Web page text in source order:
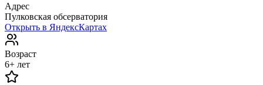
Адрес
Пулковская обсерватория
Открыть в ЯндексКартах
Возраст
6+ лет